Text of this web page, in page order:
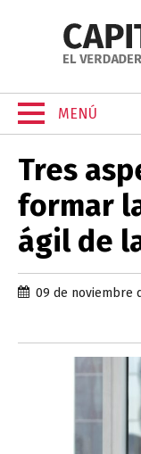
MENÚ
Tres
formar
ágil de
09 de noviembre